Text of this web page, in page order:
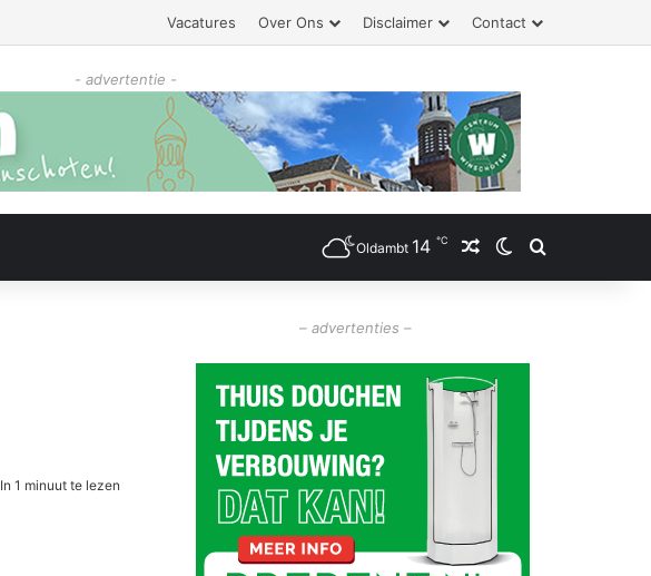
Vacatures Over Ons Disclaimer Contact
- advertentie -
Oldambt 14 ℃ Willekeurig artikel
Switch skin
Zoeken
In 1 minuut te lezen
– advertenties –